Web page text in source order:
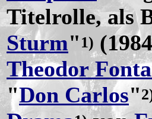
Titelrolle, als
Sturm" 1)
Theodor
"Don Carlos"